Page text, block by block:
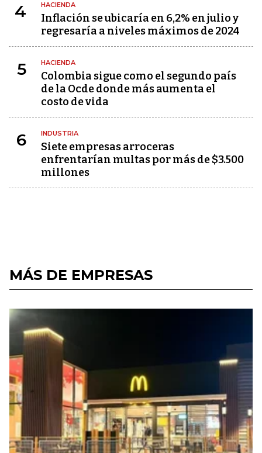
4 HACIENDA
Inflación se ubicaría en 6,2% en julio y
regresaría a niveles máximos de 2024
5 HACIENDA
Colombia sigue como el segundo país
de la Ocde donde más aumenta el
costo de vida
6 INDUSTRIA
Siete empresas arroceras
enfrentarían multas por más de $3.500
millones
MÁS DE EMPRESAS